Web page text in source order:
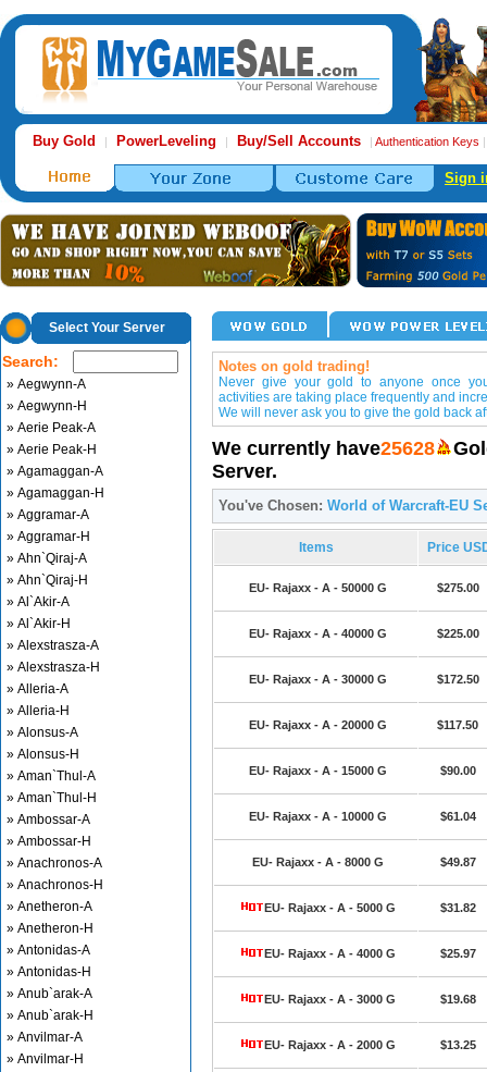
Buy Gold | PowerLeveling | Buy/Sell Accounts | Authentication Keys
Sign
Select Your Server
Search:
» Aegwynn-A
» Aegwynn-H
» Aerie Peak-A
» Aerie Peak-H
» Agamaggan-A
» Agamaggan-H
» Aggramar-A
» Aggramar-H
» Ahn`Qiraj-A
» Ahn`Qiraj-H
» Al`Akir-A
» Al`Akir-H
» Alexstrasza-A
» Alexstrasza-H
» Alleria-A
» Alleria-H
» Alonsus-A
» Alonsus-H
» Aman`Thul-A
» Aman`Thul-H
» Ambossar-A
» Ambossar-H
» Anachronos-A
» Anachronos-H
» Anetheron-A
» Anetheron-H
» Antonidas-A
» Antonidas-H
» Anub`arak-A
» Anub`arak-H
» Anvilmar-A
» Anvilmar-H
Notes on gold trading!
Never give your gold to anyone once
activities are taking place frequently and
We will never ask you to give the gold back
We currently have25628
Server.
You've Chosen: World of Warcraft-EU
Items Price
EU- Rajaxx - A - 50000 G $275.00
EU- Rajaxx - A - 40000 G $225.00
EU- Rajaxx - A - 30000 G $172.50
EU- Rajaxx - A - 20000 G $117.50
EU- Rajaxx - A - 15000 G $90.00
EU- Rajaxx - A - 10000 G $61.04
EU- Rajaxx - A - 8000 G $49.87
EU- Rajaxx - A - 5000 G $31.82
EU- Rajaxx - A - 4000 G $25.97
EU- Rajaxx - A - 3000 G $19.68
EU- Rajaxx - A - 2000 G $13.25